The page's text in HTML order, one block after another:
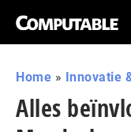
Home » Innovatie
Alles